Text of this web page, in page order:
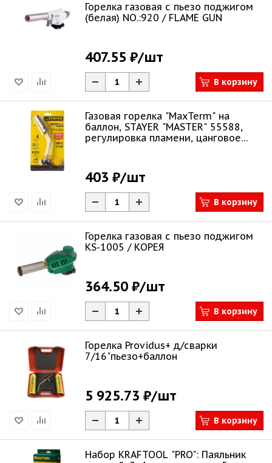
Горелка газовая с пьезо поджигом
(белая) NO.:920 / FLAME GUN
407.55 ₽/шт
В корзину
Газовая горелка "MaxTerm" на
баллон, STAYER "MASTER" 55588,
регулировка пламени, цанговое
403 ₽/шт
В корзину
Горелка газовая с пьезо поджигом
KS-1005 / КОРЕЯ
364.50 ₽/шт
В корзину
Горелка Providus+ д/сварки
7/16"пьезо+баллон
5 925.73 ₽/шт
В корзину
Набор KRAFTOOL "PRO": Паяльник